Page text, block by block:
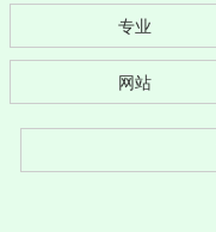
专业
网站